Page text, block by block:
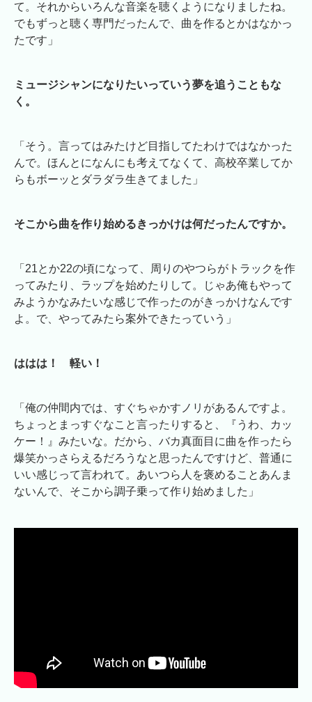
て。それからいろんな音楽を聴くようになりましたね。
でもずっと聴く専門だったんで、曲を作るとかはなかっ
たです」
ミュージシャンになりたいっていう夢を追うこともな
く。
「そう。言ってはみたけど目指してたわけではなかった
んで。ほんとになんにも考えてなくて、高校卒業してか
らもボーッとダラダラ生きてました」
そこから曲を作り始めるきっかけは何だったんですか。
「21とか22の頃になって、周りのやつらがトラックを作
ってみたり、ラップを始めたりして。じゃあ俺もやって
みようかなみたいな感じで作ったのがきっかけなんです
よ。で、やってみたら案外できたっていう」
ははは！ 軽い！
「俺の仲間内では、すぐちゃかすノリがあるんですよ。
ちょっとまっすぐなこと言ったりすると、『うわ、カッ
ケー！』みたいな。だから、バカ真面目に曲を作ったら
爆笑かっさらえるだろうなと思ったんですけど、普通に
いい感じって言われて。あいつら人を褒めることあんま
ないんで、そこから調子乗って作り始めました」